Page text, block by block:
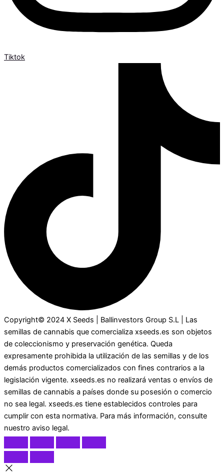
Tiktok
Copyright© 2024 X Seeds | Ballinvestors Group S.L | Las
semillas de cannabis que comercializa xseeds.es son objetos
de coleccionismo y preservación genética. Queda
expresamente prohibida la utilización de las semillas y de los
demás productos comercializados con fines contrarios a la
legislación vigente. xseeds.es no realizará ventas o envíos de
semillas de cannabis a países donde su posesión o comercio
no sea legal. xseeds.es tiene establecidos controles para
cumplir con esta normativa. Para más información, consulte
nuestro aviso legal.